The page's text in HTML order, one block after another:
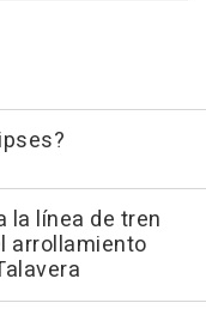
la línea de tren
arrollamiento